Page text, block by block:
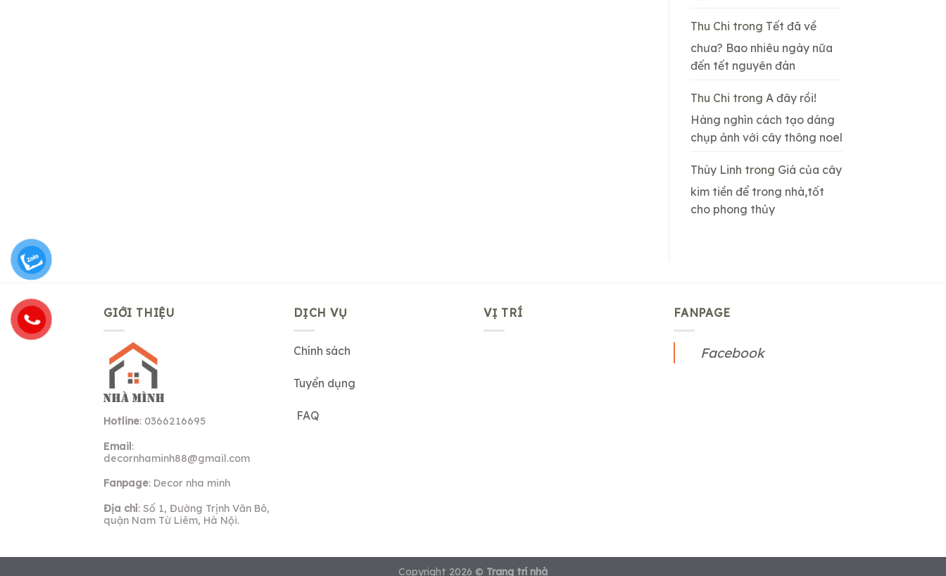
Thu Chi trong Tết đã về
chưa? Bao nhiêu ngày nữa
đến tết nguyên đán
Thu Chi trong A đây rồi!
Hàng nghìn cách tạo dáng
chụp ảnh với cây thông noel
Thùy Linh trong Giá của cây
kim tiền để trong nhà,tốt
cho phong thủy
GIỚI THIỆU
Hotline: 0366216695
Email:
decornhaminh88@gmail.com
Fanpage: Decor nha minh
Địa chỉ: Số 1, Đường Trịnh Văn Bô,
quận Nam Từ Liêm, Hà Nội.
DỊCH VỤ
Chính sách
Tuyển dụng
FAQ
VỊ TRÍ FANPAGE
Facebook
Copyright 2026 © Trang trí nhà